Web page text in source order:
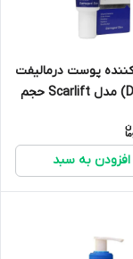
پوست درمالیفت
(Dermalift) مدل Scarlift حجم
افزودن به سبد